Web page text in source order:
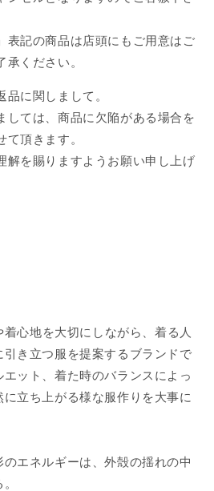
表記の商品は店頭にもご用意はご
承ください。
に関しまして。
しては、商品に欠陥がある場合を
て頂きます。
解を賜りますようお願い申し上げ
心地を大切にしながら、着る人
き立つ服を提案するブランドで
ット、着た時のバランスによっ
立ち上がる様な服作りを大事に
エネルギーは、外殻の揺れの中